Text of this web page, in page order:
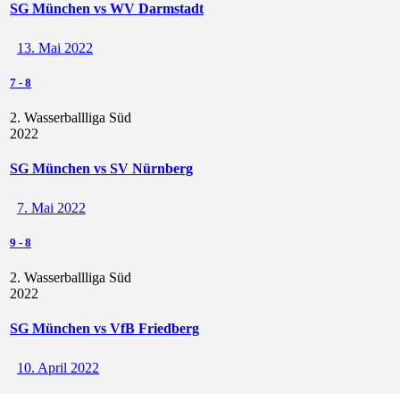
SG München vs WV Darmstadt
13. Mai 2022
7 - 8
2. Wasserballliga Süd
2022
SG München vs SV Nürnberg
7. Mai 2022
9 - 8
2. Wasserballliga Süd
2022
SG München vs VfB Friedberg
10. April 2022